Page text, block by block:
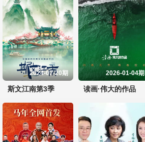
2024-07-20期
斯文江南第3季
2026-01-04期
读画·伟大的作品